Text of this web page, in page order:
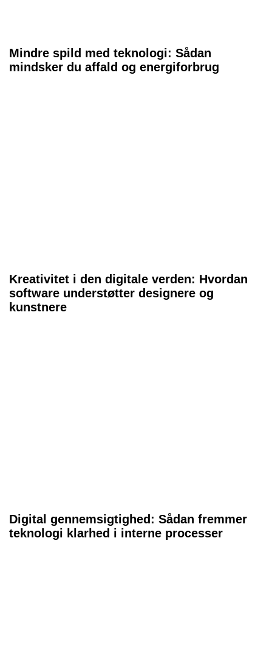
Mindre spild med teknologi: Sådan
mindsker du affald og energiforbrug
Kreativitet i den digitale verden: Hvordan
software understøtter designere og
kunstnere
Digital gennemsigtighed: Sådan fremmer
teknologi klarhed i interne processer